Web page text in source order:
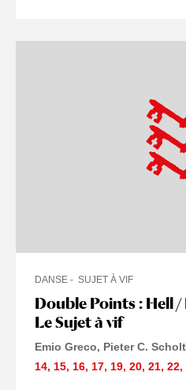
Double Points : Hell
Le Sujet à vif
DANSE SUJET À VIF
Emio Greco, Pieter C.
14, 15, 16, 17, 19, 20, 21, 22,